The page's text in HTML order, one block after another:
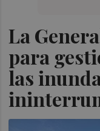
La
para
las